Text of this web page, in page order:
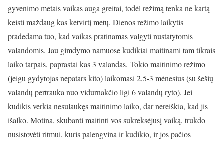
gyvenimo metais vaikas auga greitai, todėl režimą tenka ne kartą
keisti maždaug kas ketvirtį metų. Dienos režimo laikytis
pradedama tuo, kad vaikas pratinamas valgyti nustatytomis
valandomis. Jau gimdymo namuose kūdikiai maitinami tam tikrais
laiko tarpais, paprastai kas 3 valandas. Tokio maitinimo režimo
(jeigu gydytojas nepatars kito) laikomasi 2,5-3 mėnesius (su šešių
valandų pertrauka nuo vidurnakčio ligi 6 valandų ryto). Jei
kūdikis verkia nesulaukęs maitinimo laiko, dar nereiškia, kad jis
išalko. Motina, skubanti maitinti vos sukreksėjusį vaiką, trukdo
nusistovėti ritmui, kuris palengvina ir kūdikio, ir jos pačios